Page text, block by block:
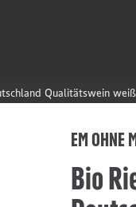
Qualitätswein weiß
EM OHNE
Bio